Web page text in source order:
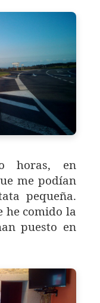
horas, en
me podían
pequeña.
he comido la
puesto en